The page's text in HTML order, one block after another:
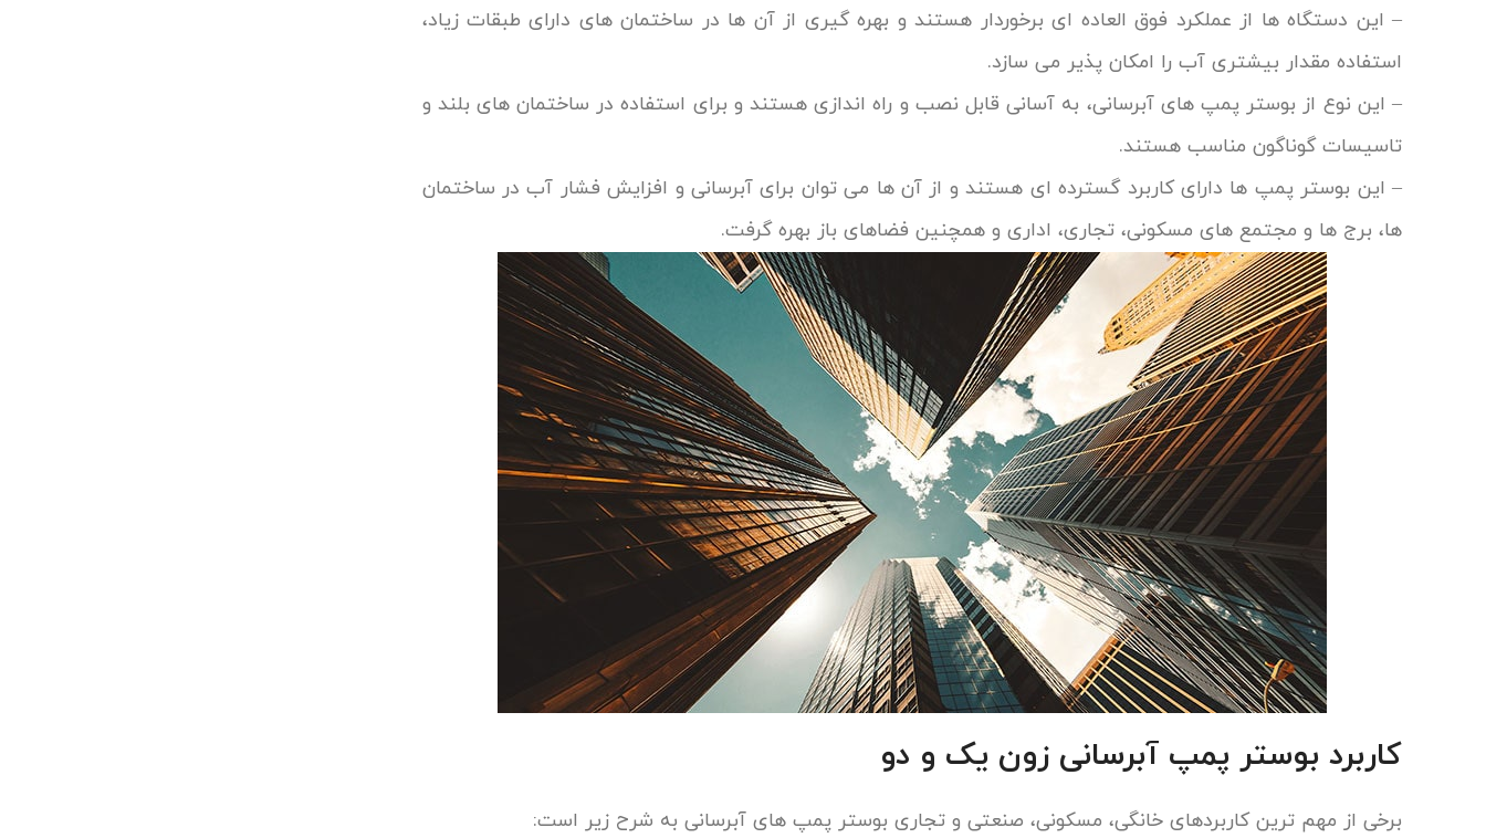
– این دستگاه ها از عملکرد فوق العاده ای برخوردار هستند و بهره گیری از آن ها در ساختمان های دارای طبقات زیاد،
استفاده مقدار بیشتری آب را امکان پذیر می سازد.
– این نوع از بوستر پمپ های آبرسانی، به آسانی قابل نصب و راه اندازی هستند و برای استفاده در ساختمان های بلند و
تاسیسات گوناگون مناسب هستند.
– این بوستر پمپ ها دارای کاربرد گسترده ای هستند و از آن ها می توان برای آبرسانی و افزایش فشار آب در ساختمان
ها، برج ها و مجتمع های مسکونی، تجاری، اداری و همچنین فضاهای باز بهره گرفت.
کاربرد بوستر پمپ آبرسانی زون یک و دو
برخی از مهم ترین کاربردهای خانگی، مسکونی، صنعتی و تجاری بوستر پمپ های آبرسانی به شرح زیر است: